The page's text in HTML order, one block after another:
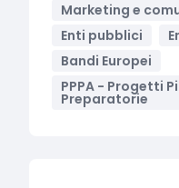
Marketing e
Enti pubblici
Bandi Europei
PPPA - Progetti
Preparatorie